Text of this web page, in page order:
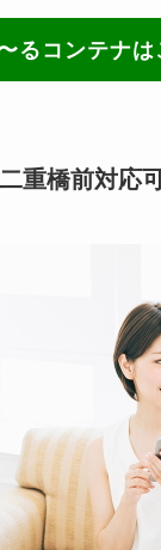
るコンテナは
重橋前対応可